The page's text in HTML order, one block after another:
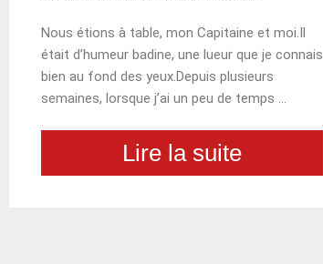
Nous étions à table, mon Capitaine et moi.Il
était d’humeur badine, une lueur que je connais
bien au fond des yeux.Depuis plusieurs
semaines, lorsque j’ai un peu de temps …
Lire la suite